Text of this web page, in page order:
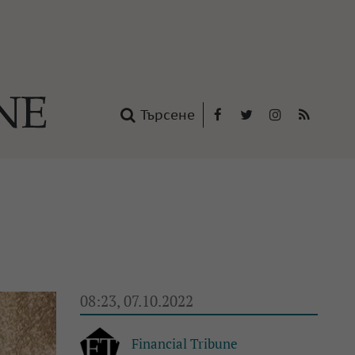
Търсене
08:23, 07.10.2022
Financial Tribune